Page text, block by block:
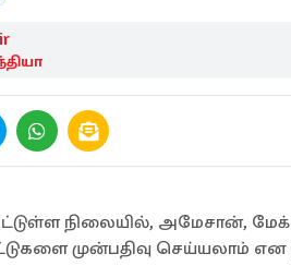
நிலையில், அமேசான்,
முன்பதிவு செய்யலாம் என